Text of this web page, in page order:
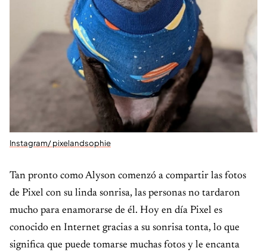
Instagram/ pixelandsophie
Tan pronto como Alyson comenzó a compartir las fotos
de Pixel con su linda sonrisa, las personas no tardaron
mucho para enamorarse de él. Hoy en día Pixel es
conocido en Internet gracias a su sonrisa tonta, lo que
significa que puede tomarse muchas fotos y le encanta